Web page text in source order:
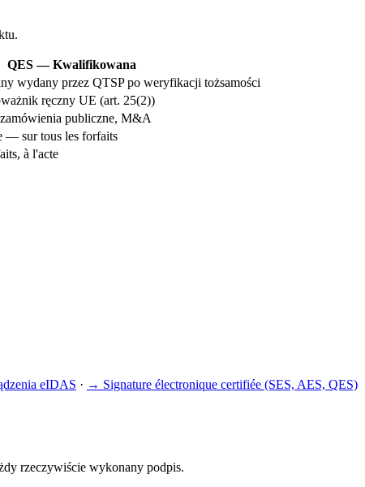
QES — Kwalifikowana
wydany przez QTSP po weryfikacji tożsamości
ręczny UE (art. 25(2))
publiczne, M&A
— sur tous les forfaits
à l'acte
eIDAS · → Signature électronique certifiée (SES, AES, QES)
rzeczywiście wykonany podpis.